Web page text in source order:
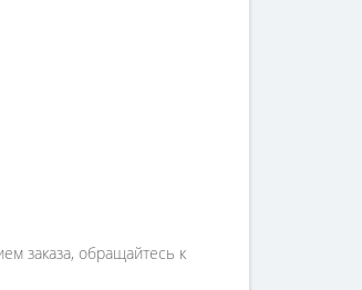
заказа, обращайтесь к